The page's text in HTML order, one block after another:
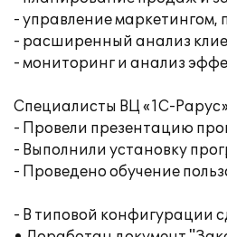
- управление
- расширенный анализ
- мониторинг и анализ
Специалисты ВЦ «1С-
- Провели презентацию
- Выполнили установку
- Проведено обучение
- В типовой конфигурации